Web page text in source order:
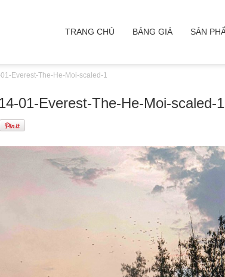
TRANG CHỦ BẢNG GIÁ SẢN
Everest-The-He-Moi-scaled-1
01-Everest-The-He-Moi-scaled-1